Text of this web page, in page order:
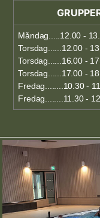
Måndag.....12.00 -
Torsdag......12.00 -
Torsdag......16.00 -
Torsdag......17.00 -
Fredag........10.30 -
Fredag........11.30 -